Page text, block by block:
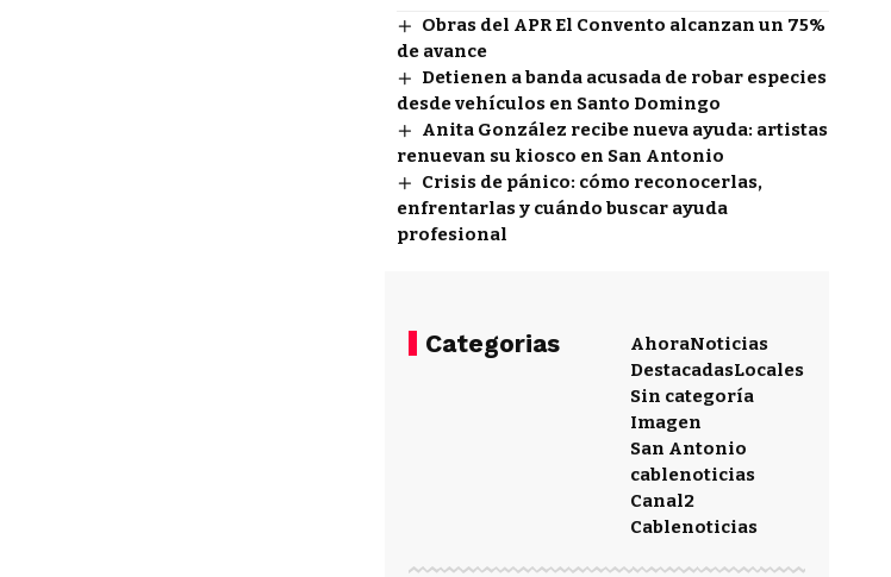
Obras del APR El Convento alcanzan un 75%
de avance
Detienen a banda acusada de robar especies
desde vehículos en Santo Domingo
Anita González recibe nueva ayuda: artistas
renuevan su kiosco en San Antonio
Crisis de pánico: cómo reconocerlas,
enfrentarlas y cuándo buscar ayuda
profesional
Categorias AhoraNoticias
DestacadasLocales
Sin categoría
Imagen
San Antonio
cablenoticias
Canal2
Cablenoticias